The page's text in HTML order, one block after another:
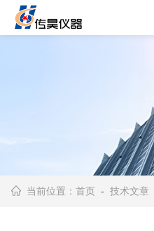
当前位置：首页 -技术文章